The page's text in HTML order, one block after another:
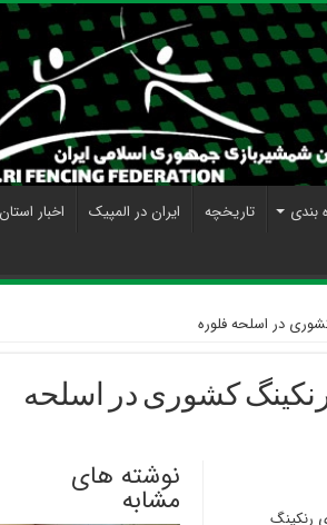
بندی تاریخچه ایران در المپیک اخبار
در اسلحه فلوره
کشوری در اسلحه
نوشته های
مشابه
رنکینگ